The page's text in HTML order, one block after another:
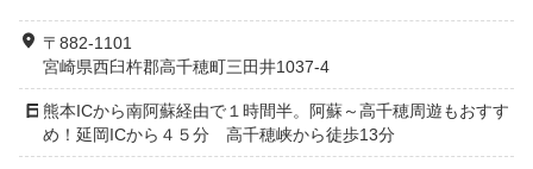
〒882-1101
宮崎県西臼杵郡高千穂町三田井1037-4
熊本ICから南阿蘇経由で１時間半。阿蘇～高千穂周遊もおすす
め！延岡ICから４５分 高千穂峡から徒歩13分